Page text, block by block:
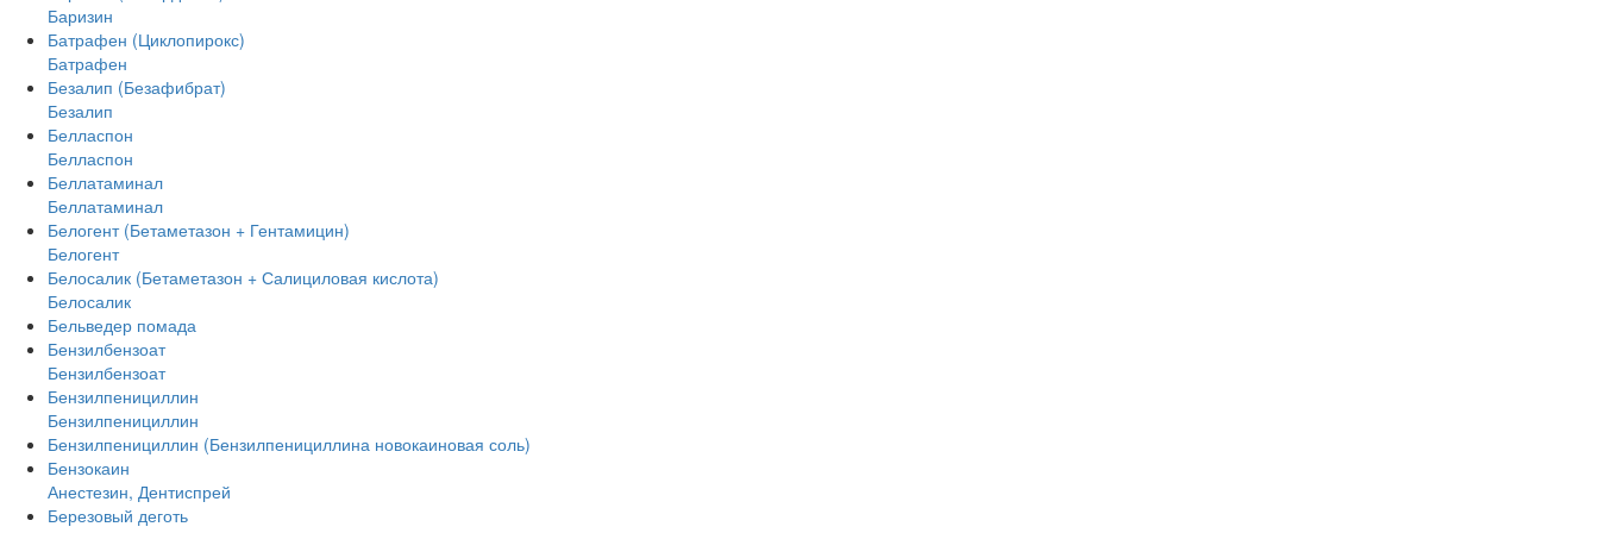
Баризин
Батрафен (Циклопирокс)
Батрафен
Безалип (Безафибрат)
Безалип
Белласпон
Белласпон
Беллатаминал
Беллатаминал
Белогент (Бетаметазон + Гентамицин)
Белогент
Белосалик (Бетаметазон + Салициловая кислота)
Белосалик
Бельведер помада
Бензилбензоат
Бензилбензоат
Бензилпенициллин
Бензилпенициллин
Бензилпенициллин (Бензилпенициллина новокаиновая соль)
Бензокаин
Анестезин, Дентиспрей
Березовый деготь